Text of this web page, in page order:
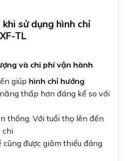
sử dụng hình chỉ
TL
và chi phí vận hành
giúp hình chỉ hướng
thấp hơn đáng kể so với
thống. Với tuổi thọ lên đến
chi
được giảm thiểu đáng